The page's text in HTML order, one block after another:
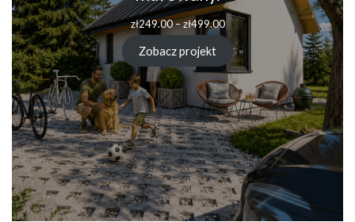
zł249.00–zł499.00
Zobacz projekt